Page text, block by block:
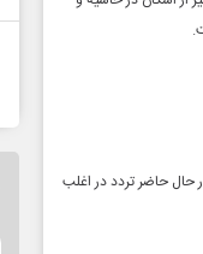
حال حاضر تردد در اغلب